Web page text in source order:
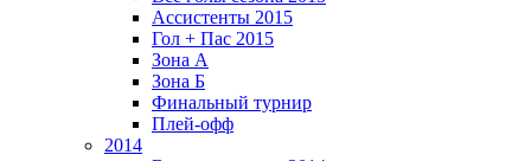
Ассистенты 2015
Гол + Пас 2015
Зона А
Зона Б
Финальный турнир
Плей-офф
2014